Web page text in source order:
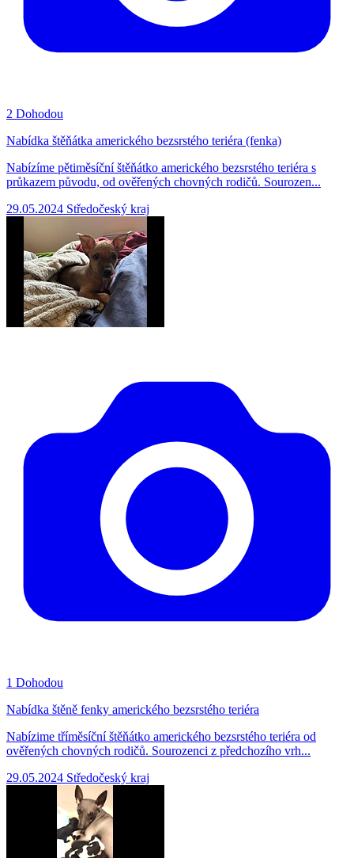
2 Dohodou
Nabídka štěňátka amerického bezsrstého teriéra (fenka)
Nabízíme pětiměsíční štěňátko amerického bezsrstého teriéra s
průkazem původu, od ověřených chovných rodičů. Sourozen...
29.05.2024 Středočeský kraj
1 Dohodou
Nabídka štěně fenky amerického bezsrstého teriéra
Nabízime tříměsíční štěňátko amerického bezsrstého teriéra od
ověřených chovných rodičů. Sourozenci z předchozího vrh...
29.05.2024 Středočeský kraj